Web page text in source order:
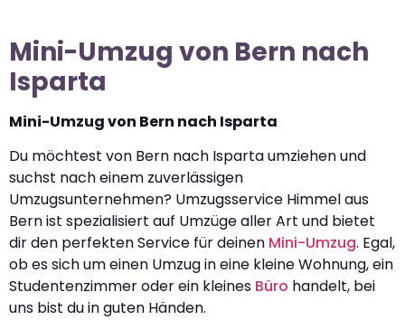
Mini-Umzug von Bern nach
Isparta
Mini-Umzug von Bern nach Isparta
Du möchtest von Bern nach Isparta umziehen und
suchst nach einem zuverlässigen
Umzugsunternehmen? Umzugsservice Himmel aus
Bern ist spezialisiert auf Umzüge aller Art und bietet
dir den perfekten Service für deinen Mini-Umzug. Egal,
ob es sich um einen Umzug in eine kleine Wohnung, ein
Studentenzimmer oder ein kleines Büro handelt, bei
uns bist du in guten Händen.